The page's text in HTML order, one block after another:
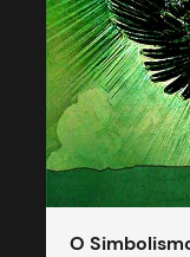
O